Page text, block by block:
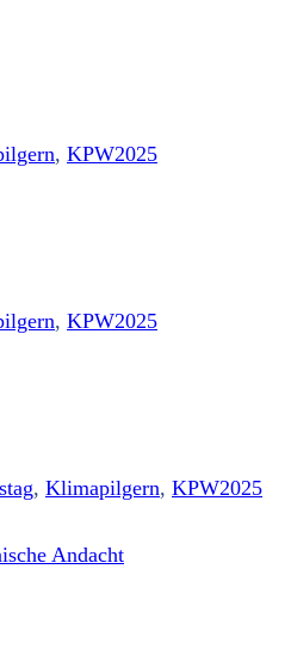
, KPW2025
, KPW2025
, Klimapilgern, KPW2025
Andacht